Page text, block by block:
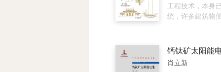
定标准》外，尚
行有关标准的规
工程技术，本身
统，许多建筑物
史》是由首位用
研究中国古代建
成先生编写，同
肖立新